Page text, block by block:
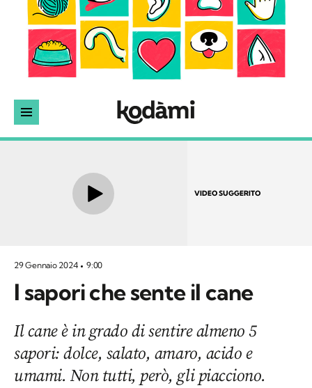
VIDEO SUGGERITO
29 Gennaio 2024 9:00
I sapori che sente il cane
Il cane è in grado di sentire almeno 5
sapori: dolce, salato, amaro, acido e
umami. Non tutti, però, gli piacciono.